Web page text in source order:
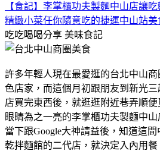
【食記】李掌櫃功夫製麵中山店讓
精緻小菜任你隨意吃的捷運中山站美
吃吃喝喝分享 美味食記
許多年輕人現在最愛逛的台北中山
色店家，而這個月初跟朋友到新光
店買完東西後，就逛逛附近巷弄順
眼睛為之一亮的李掌櫃功夫製麵中山
當下跟Google大神請益後，知道這
乾拌麵館的二代店，就決定入內用